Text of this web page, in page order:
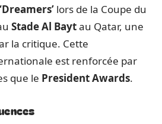
‘Dreamers’ lors de la Coupe du
Stade Al Baytau Qatar, une
la critique. Cette
est renforcée par
que le President Awards.